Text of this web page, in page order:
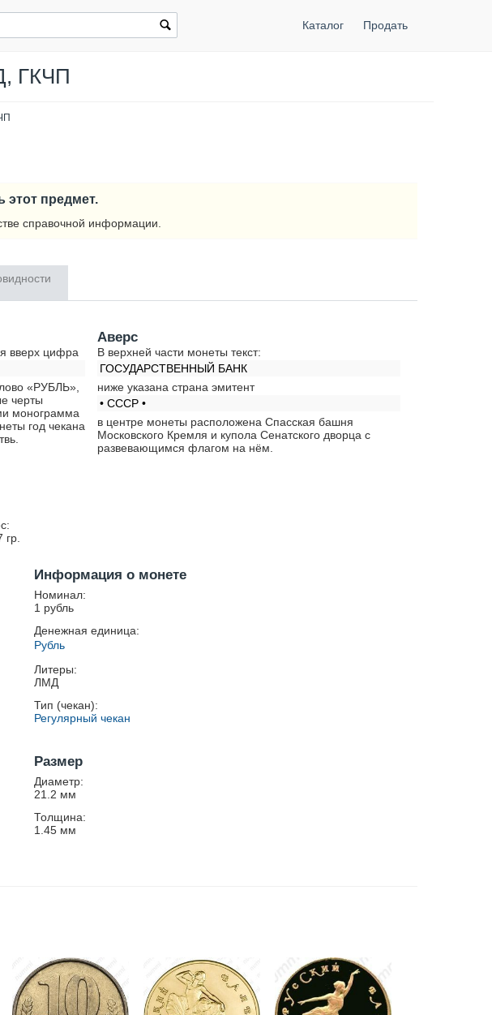
Каталог Продать
ГКЧП
предмет.
справочной информации.
вверх цифра
«РУБЛЬ»,
черты
монограмма
год чекана
Аверс
В верхней части монеты текст:
ГОСУДАРСТВЕННЫЙ БАНК
ниже указана страна эмитент
• СССР •
в центре монеты расположена Спасская башня
Московского Кремля и купола Сенатского дворца с
развевающимся флагом на нём.
гр.
Информация о монете
Номинал:
1 рубль
Денежная единица:
Рубль
Литеры:
ЛМД
Тип (чекан):
Регулярный чекан
Размер
Диаметр:
21.2 мм
Толщина:
1.45 мм